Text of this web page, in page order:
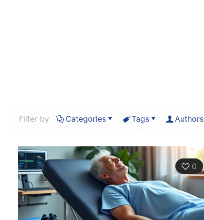
Filter by Categories Tags Authors
0